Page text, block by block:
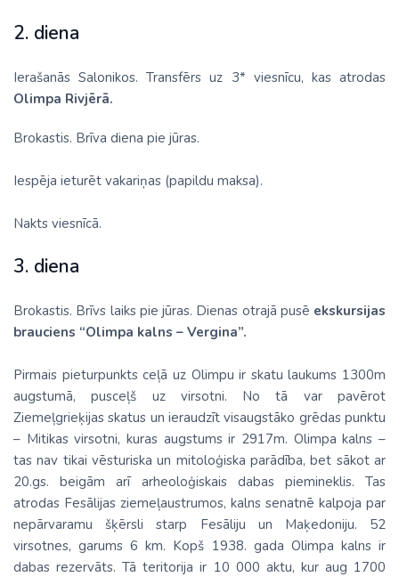
2. diena
Ierašanās Salonikos. Transfērs uz 3* viesnīcu, kas atrodas
Olimpa Rivjērā.
Brokastis. Brīva diena pie jūras.
Iespēja ieturēt vakariņas (papildu maksa).
Nakts viesnīcā.
3. diena
Brokastis. Brīvs laiks pie jūras. Dienas otrajā pusē ekskursijas
brauciens “Olimpa kalns – Vergina”.
Pirmais pieturpunkts ceļā uz Olimpu ir skatu laukums 1300m
augstumā, pusceļš uz virsotni. No tā var pavērot
Ziemeļgrieķijas skatus un ieraudzīt visaugstāko grēdas punktu
– Mitikas virsotni, kuras augstums ir 2917m. Olimpa kalns –
tas nav tikai vēsturiska un mitoloģiska parādība, bet sākot ar
20.gs. beigām arī arheoloģiskais dabas piemineklis. Tas
atrodas Fesālijas ziemeļaustrumos, kalns senatnē kalpoja par
nepārvaramu šķērsli starp Fesāliju un Maķedoniju. 52
virsotnes, garums 6 km. Kopš 1938. gada Olimpa kalns ir
dabas rezervāts. Tā teritorija ir 10 000 aktu, kur aug 1700